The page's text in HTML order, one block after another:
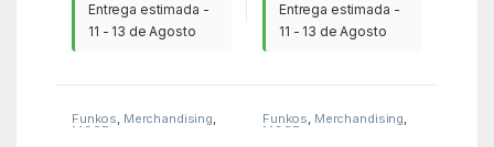
Entrega estimada -
11 - 13 de Agosto
Entrega estimada -
11 - 13 de Agosto
Funkos, Merchandising,
MGSR
Funkos, Merchandising,
MGSR